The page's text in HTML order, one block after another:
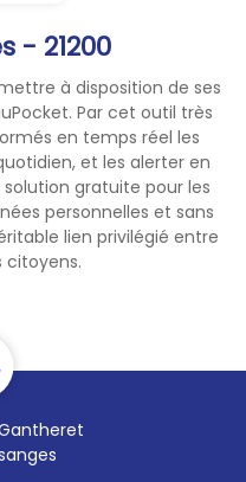
- 21200
à disposition de ses
Par cet outil très
en temps réel les
et les alerter en
gratuite pour les
personnelles et sans
lien privilégié entre
citoyens.